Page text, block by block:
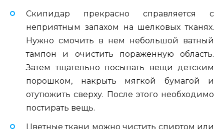
Скипидар прекрасно справляется с
неприятным запахом на шелковых тканях.
Нужно смочить в нем небольшой ватный
тампон и очистить пораженную область.
Затем тщательно посыпать вещи детским
порошком, накрыть мягкой бумагой и
отутюжить сверху. После этого необходимо
постирать вещь.
Цветные ткани можно чистить спиртом или